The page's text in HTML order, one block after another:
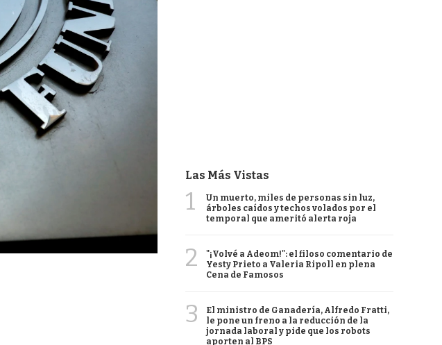
Las Más Vistas
1
Un muerto, miles de personas sin luz,
árboles caídos y techos volados por el
temporal que ameritó alerta roja
2
"¡Volvé a Adeom!": el filoso comentario de
Yesty Prieto a Valeria Ripoll en plena
Cena de Famosos
3
El ministro de Ganadería, Alfredo Fratti,
le pone un freno a la reducción de la
jornada laboral y pide que los robots
aporten al BPS